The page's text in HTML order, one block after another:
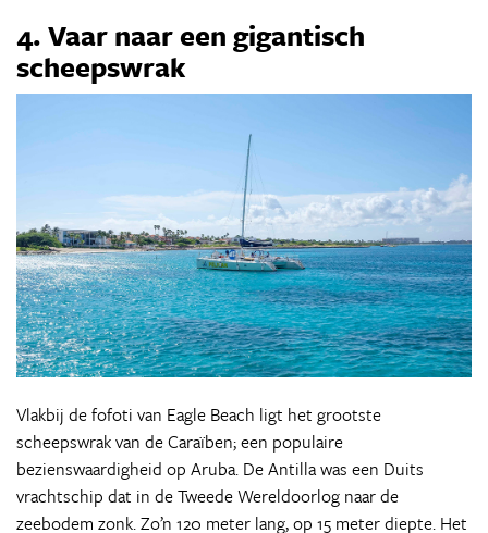
4. Vaar naar een gigantisch
scheepswrak
Vlakbij de fofoti van Eagle Beach ligt het grootste
scheepswrak van de Caraïben; een populaire
bezienswaardigheid op Aruba. De Antilla was een Duits
vrachtschip dat in de Tweede Wereldoorlog naar de
zeebodem zonk. Zo’n 120 meter lang, op 15 meter diepte. Het